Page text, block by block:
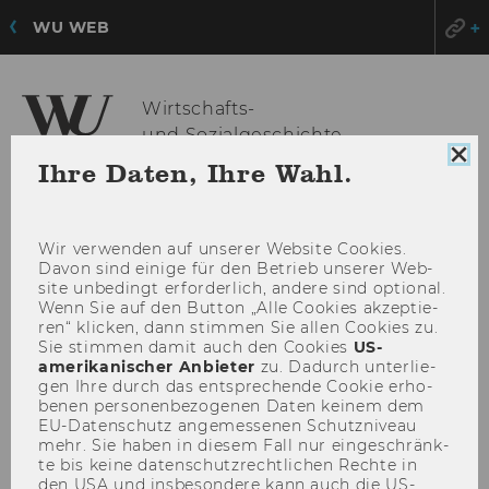
WU WEB
Wirtschafts-
und Sozialgeschichte
MENÜ
Ihre Daten, Ihre Wahl.
Wir ver­wen­den auf un­se­rer Web­site Coo­kies.
Davon sind ei­ni­ge für den Be­trieb un­se­rer Web­
site un­be­dingt er­for­der­lich, an­de­re sind op­tio­nal.
Wenn Sie auf den But­ton „Alle Coo­kies ak­zep­tie­
ren“ kli­cken, dann stim­men Sie allen Coo­kies zu.
Sie stim­men damit auch den Coo­kies US-​
amerikanischer An­bie­ter zu. Da­durch un­ter­lie­
gen Ihre durch das ent­spre­chen­de Coo­kie er­ho­
be­nen per­so­nen­be­zo­ge­nen Daten kei­nem dem
EU-​Datenschutz an­ge­mes­se­nen Schutz­ni­veau
mehr. Sie haben in die­sem Fall nur ein­ge­schränk­
te bis keine da­ten­schutz­recht­li­chen Rech­te in
den USA und ins­be­son­de­re kann auch die US-​